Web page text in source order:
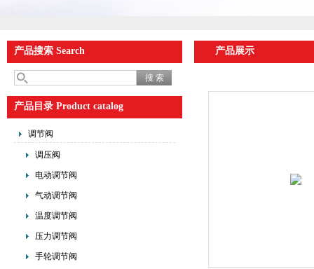
产品搜索 Search
产品目录 Product catalog
调节阀
调压阀
电动调节阀
气动调节阀
温度调节阀
压力调节阀
手轮调节阀
产品展示